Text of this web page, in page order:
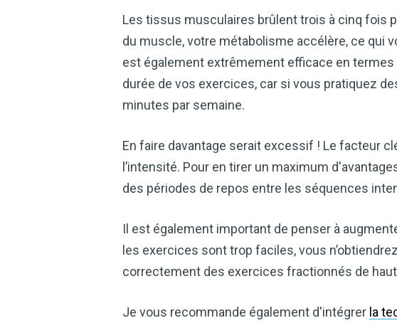
Les tissus musculaires brûlent trois à cinq fois
du muscle, votre métabolisme accélère, ce qui
est également extrêmement efficace en
durée de vos exercices, car si vous pratiquez
minutes par semaine.
En faire davantage serait excessif ! Le facteur
l’intensité. Pour en tirer un maximum
des périodes de repos entre les séquences
Il est également important de penser à
les exercices sont trop faciles, vous
correctement des exercices fractionnés de
Je vous recommande également d'intégrer la